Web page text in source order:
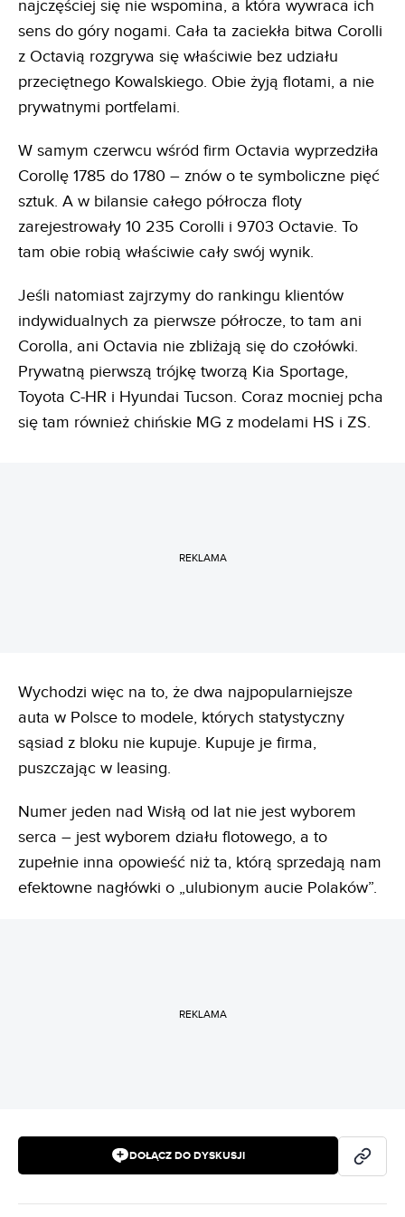
najczęściej się nie wspomina, a która wywraca ich
sens do góry nogami. Cała ta zaciekła bitwa Corolli
z Octavią rozgrywa się właściwie bez udziału
przeciętnego Kowalskiego. Obie żyją flotami, a nie
prywatnymi portfelami.
W samym czerwcu wśród firm Octavia wyprzedziła
Corollę 1785 do 1780 – znów o te symboliczne pięć
sztuk. A w bilansie całego półrocza floty
zarejestrowały 10 235 Corolli i 9703 Octavie. To
tam obie robią właściwie cały swój wynik.
Jeśli natomiast zajrzymy do rankingu klientów
indywidualnych za pierwsze półrocze, to tam ani
Corolla, ani Octavia nie zbliżają się do czołówki.
Prywatną pierwszą trójkę tworzą Kia Sportage,
Toyota C-HR i Hyundai Tucson. Coraz mocniej pcha
się tam również chińskie MG z modelami HS i ZS.
REKLAMA
Wychodzi więc na to, że dwa najpopularniejsze
auta w Polsce to modele, których statystyczny
sąsiad z bloku nie kupuje. Kupuje je firma,
puszczając w leasing.
Numer jeden nad Wisłą od lat nie jest wyborem
serca – jest wyborem działu flotowego, a to
zupełnie inna opowieść niż ta, którą sprzedają nam
efektowne nagłówki o „ulubionym aucie Polaków”.
REKLAMA
DOŁĄCZ DO DYSKUSJI